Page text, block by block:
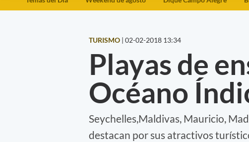
TURISMO | 02-02-2018 13:34
Playas de
Océano
Seychelles,Maldivas, Mauricio,
destacan por sus atractivos